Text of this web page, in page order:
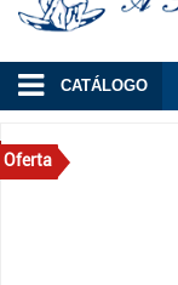
CATÁLOGO
Oferta